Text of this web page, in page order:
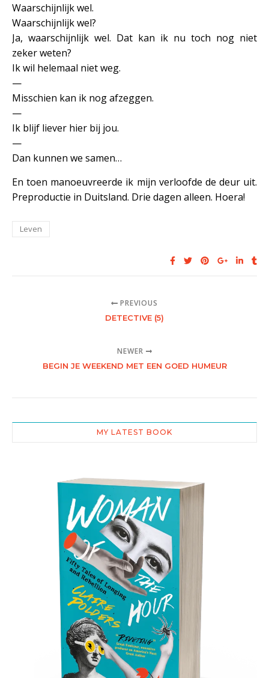
Waarschijnlijk wel.
Waarschijnlijk wel?
Ja, waarschijnlijk wel. Dat kan ik nu toch nog niet
zeker weten?
Ik wil helemaal niet weg.
—
Misschien kan ik nog afzeggen.
—
Ik blijf liever hier bij jou.
—
Dan kunnen we samen…
En toen manoeuvreerde ik mijn verloofde de deur uit.
Preproductie in Duitsland. Drie dagen alleen. Hoera!
Leven
PREVIOUS
DETECTIVE (5)
NEWER
BEGIN JE WEEKEND MET EEN GOED HUMEUR
MY LATEST BOOK